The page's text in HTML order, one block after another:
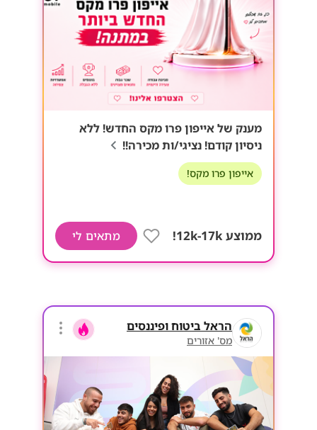
מענק של אייפון פרו מקס החדש! ללא
ניסיון קודם! נציגי/ות מכירה!!
אייפון פרו מקס!
ממוצע 12k-17k! מתאים לי
הראל ביטוח ופיננסים
מס' אזורים